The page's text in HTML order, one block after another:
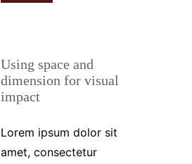
Using space and
dimension for visual
impact
Lorem ipsum dolor sit
amet, consectetur